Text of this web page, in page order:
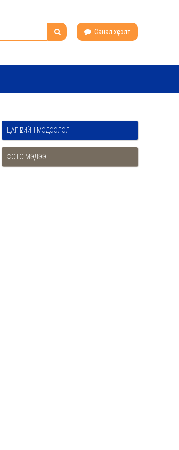
Санал хүсэлт
ЦАГ ҮЕИЙН МЭДЭЭЛЭЛ
ФОТО МЭДЭЭ